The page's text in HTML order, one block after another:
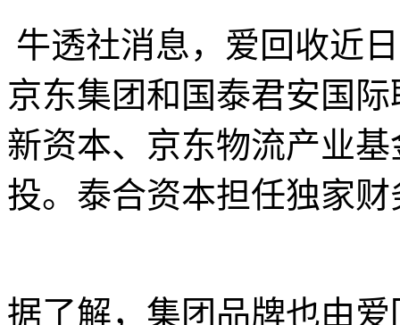
牛透社消息，爱回收近
京东集团和国泰君安国
新资本、京东物流产业
投。泰合资本担任独家
据了解，集团品牌也由